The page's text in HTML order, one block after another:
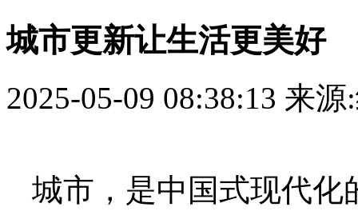
城市更新让生活更美好
2025-05-09 08:38:13 来源
城市，是中国式现代化